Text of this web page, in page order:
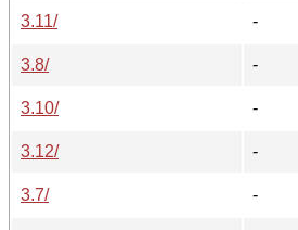
3.11/
-
3.8/
-
3.10/
-
3.12/
-
3.7/
-